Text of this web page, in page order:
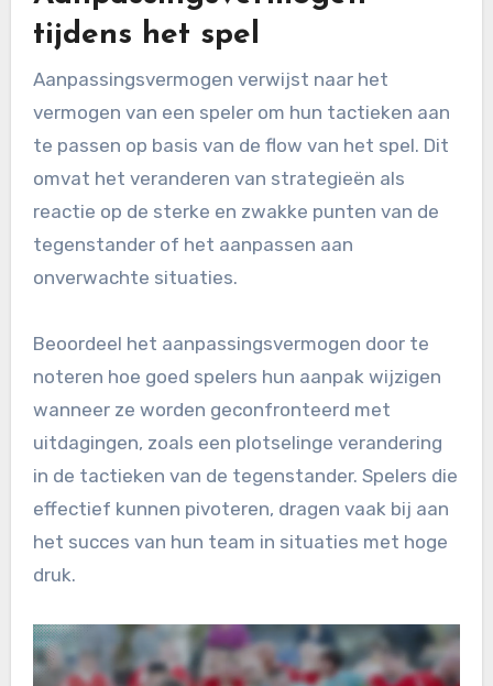
tijdens het spel
Aanpassingsvermogen verwijst naar het
vermogen van een speler om hun tactieken aan
te passen op basis van de flow van het spel. Dit
omvat het veranderen van strategieën als
reactie op de sterke en zwakke punten van de
tegenstander of het aanpassen aan
onverwachte situaties.
Beoordeel het aanpassingsvermogen door te
noteren hoe goed spelers hun aanpak wijzigen
wanneer ze worden geconfronteerd met
uitdagingen, zoals een plotselinge verandering
in de tactieken van de tegenstander. Spelers die
effectief kunnen pivoteren, dragen vaak bij aan
het succes van hun team in situaties met hoge
druk.